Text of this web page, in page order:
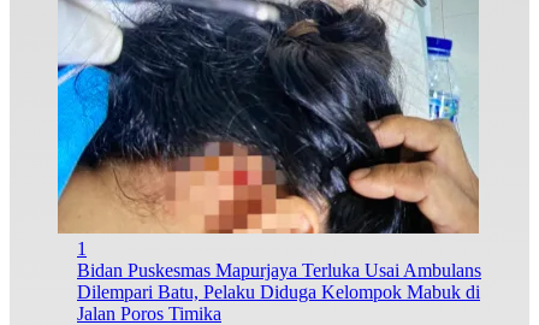
1
Bidan Puskesmas Mapurjaya Terluka Usai Ambulans
Dilempari Batu, Pelaku Diduga Kelompok Mabuk di
Jalan Poros Timika